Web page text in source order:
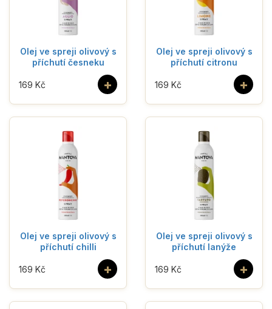
Olej ve spreji olivový s
příchutí česneku
+
169 Kč
Olej ve spreji olivový s
příchutí citronu
+
169 Kč
Olej ve spreji olivový s
příchutí chilli
+
169 Kč
Olej ve spreji olivový s
příchutí lanýže
+
169 Kč